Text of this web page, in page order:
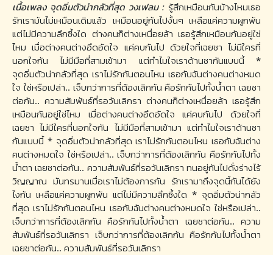
เนื้อเพลง จุดอิ่มตัวน่ากลัวที่สุด วงเฟลม : รู้สึกเหมือนกันบ้างไหมเธอ
รักเรามันไม่เหมือนเดิมแล้ว เหมือนอยู่กันไปงั้นๆ เหลือแค่ความผูกพัน
แต่ไม่มีความลึกซึ้งใด ต่างคนก็ต่างเหนื่อยล้า เธอรู้สึกเหมือนกันอยู่ใช่
ไหม เมื่อต่างคนต่างอึดอัดใจ แค่คบกันไป ด้วยใจที่เฉยชา ไม่มีใครที่
นอกใจกัน ไม่มีมือที่สามเข้ามา แต่ทำไมใจเราด้านชากันแบบนี้ *
จุดอิ่มตัวน่ากลัวที่สุด เราไม่รักกันตอนไหน เธอกับฉันต่างคนต่างหมด
ใจ ใช่หรือเปล่า.. เจ็บกว่าการที่ต้องเลิกกัน คือรักกันไปทั้งน้ำตา เฉยชา
ต่อกัน.. ความสัมพันธ์ที่รอวันเลิกรา ต่างคนก็ต่างเหนื่อยล้า เธอรู้สึก
เหมือนกันอยู่ใช่ไหม เมื่อต่างคนต่างอึดอัดใจ แค่คบกันไป ด้วยใจที่
เฉยชา ไม่มีใครที่นอกใจกัน ไม่มีมือที่สามเข้ามา แต่ทำไมใจเราด้านชา
กันแบบนี้ * จุดอิ่มตัวน่ากลัวที่สุด เราไม่รักกันตอนไหน เธอกับฉันต่าง
คนต่างหมดใจ ใช่หรือเปล่า.. เจ็บกว่าการที่ต้องเลิกกัน คือรักกันไปทั้ง
น้ำตา เฉยชาต่อกัน.. ความสัมพันธ์ที่รอวันเลิกรา ทนอยู่กันไปดั่งร่างไร้
วิญญาณ มันทรมานเมื่อเราไม่ต้องการกัน รักเรามาถึงจุดนี้กันได้ยัง
ไงกัน เหลือแค่ความผูกพัน แต่ไม่มีความลึกซึ้งใด * จุดอิ่มตัวน่ากลัว
ที่สุด เราไม่รักกันตอนไหน เธอกับฉันต่างคนต่างหมดใจ ใช่หรือเปล่า..
เจ็บกว่าการที่ต้องเลิกกัน คือรักกันไปทั้งน้ำตา เฉยชาต่อกัน.. ความ
สัมพันธ์ที่รอวันเลิกรา เจ็บกว่าการที่ต้องเลิกกัน คือรักกันไปทั้งน้ำตา
เฉยชาต่อกัน.. ความสัมพันธ์ที่รอวันเลิกรา